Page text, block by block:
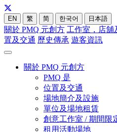
EN 繁 简 한국어 日本語
關於 PMQ 元創方 工作室，店舖
置及交通 歷史傳承 遊客資訊
關於 PMQ 元創方
PMQ 是
位置及交通
場地簡介及設施
單位及場地租賃
創意工作室 / 期間限
租用活動場地